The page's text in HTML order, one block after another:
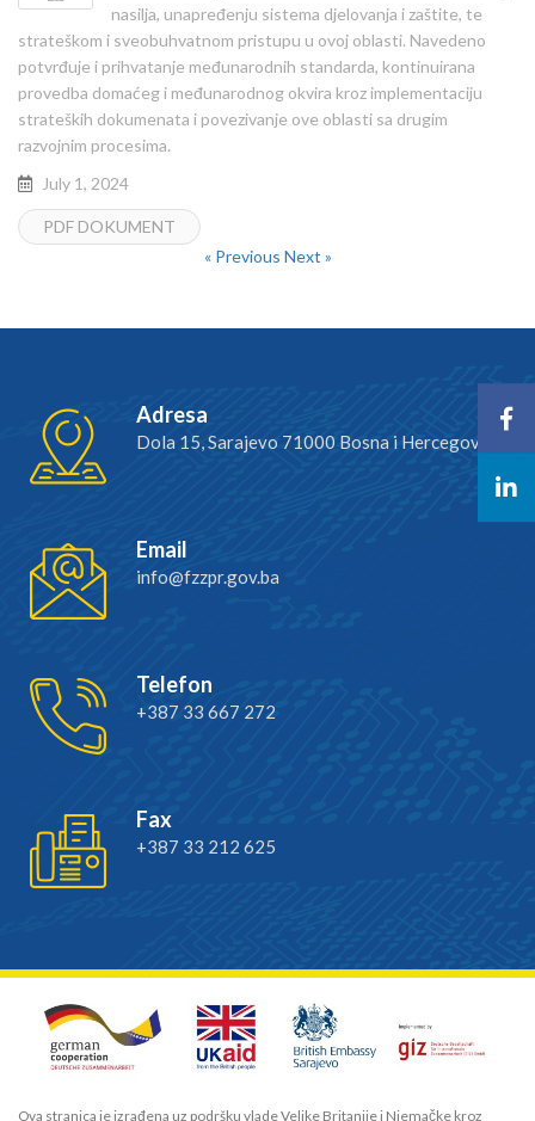
nasilja, unapređenju sistema djelovanja i zaštite, te
strateškom i sveobuhvatnom pristupu u ovoj oblasti. Navedeno
potvrđuje i prihvatanje međunarodnih standarda, kontinuirana
provedba domaćeg i međunarodnog okvira kroz implementaciju
strateških dokumenata i povezivanje ove oblasti sa drugim
razvojnim procesima.
July 1, 2024
PDF DOKUMENT
« Previous Next »
Adresa
Dola 15, Sarajevo 71000 Bosna i Hercegovina
Email
info@fzzpr.gov.ba
Telefon
+387 33 667 272
Fax
+387 33 212 625
Ova stranica je izrađena uz podršku vlade Velike Britanije i Njemačke kroz